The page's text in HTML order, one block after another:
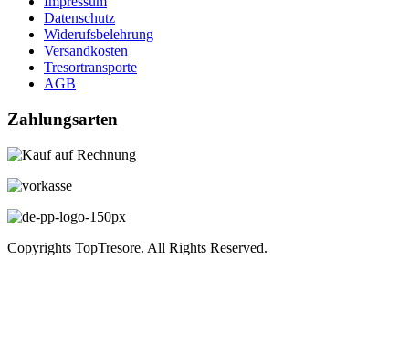
Datenschutz
Widerufsbelehrung
Versandkosten
Tresortransporte
AGB
Zahlungsarten
Copyrights TopTresore. All Rights Reserved.